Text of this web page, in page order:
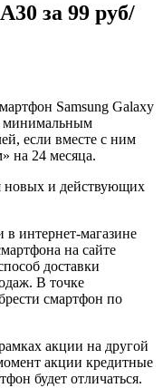
за 99 руб/
Samsung Galaxy
минимальным
если вместе с ним
на 24 месяца.
новых и действующих
интернет-магазине
на сайте
доставки
В точке
смартфон по
акции на другой
акции кредитные
будет отличаться.